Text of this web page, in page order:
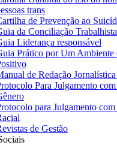
trans
de Prevenção ao
da Conciliação Trabalhista
Liderança responsável
Prático por Um Ambiente
de Redação
Para Julgamento
para Julgamento com
de Gestão